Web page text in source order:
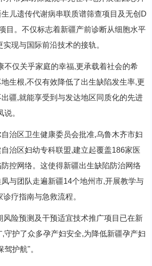
儿遗传代谢病串联质谱筛查项目及无创D
目。不仅标志着新疆产前诊断从细胞水平
现与国际前沿技术的接轨。
仅关乎家庭的幸福,更承载着社会的希
生根,不仅有效降低了出生缺陷发生率,更
疆,就能享受到与发达地区同质化的先进
。
区卫生健康委员会批准,乌鲁木齐市妇
治区妇幼专科联盟,建立起覆盖186家医
控网络。这使得新疆出生缺陷防治网络
与团队走遍新疆14个地州市,开展教学与
疗指南与急救流程。
险预测及干预适宜技术推广项目已在新
守护了众多孕产妇安全,为降低新疆孕产妇
驾护航"。